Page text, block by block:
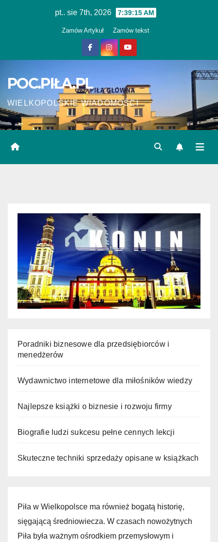
pt.. sie 7th, 2026 7:39:15 AM
Zamów Artykuł Zamów tekst
POC.PIŁA.PL
WIELKOPOLSKIE WIADOMOŚCI
Poradniki biznesowe dla przedsiębiorców i
menedżerów
Wydawnictwo internetowe dla miłośników wiedzy
Najlepsze książki o biznesie i rozwoju firmy
Biografie ludzi sukcesu pełne cennych lekcji
Skuteczne techniki sprzedaży opisane w książkach
Piła w Wielkopolsce ma również bogatą historię,
sięgającą średniowiecza. W czasach nowożytnych
Piła była ważnym ośrodkiem przemysłowym i